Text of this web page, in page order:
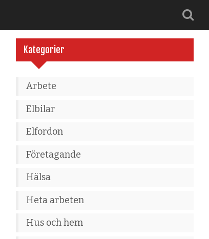
Kategorier
Arbete
Elbilar
Elfordon
Företagande
Hälsa
Heta arbeten
Hus och hem